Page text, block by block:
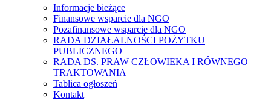
Informacje bieżące
Finansowe wsparcie dla NGO
Pozafinansowe wsparcie dla NGO
RADA DZIAŁALNOŚCI POŻYTKU
PUBLICZNEGO
RADA DS. PRAW CZŁOWIEKA I RÓWNEGO
TRAKTOWANIA
Tablica ogłoszeń
Kontakt